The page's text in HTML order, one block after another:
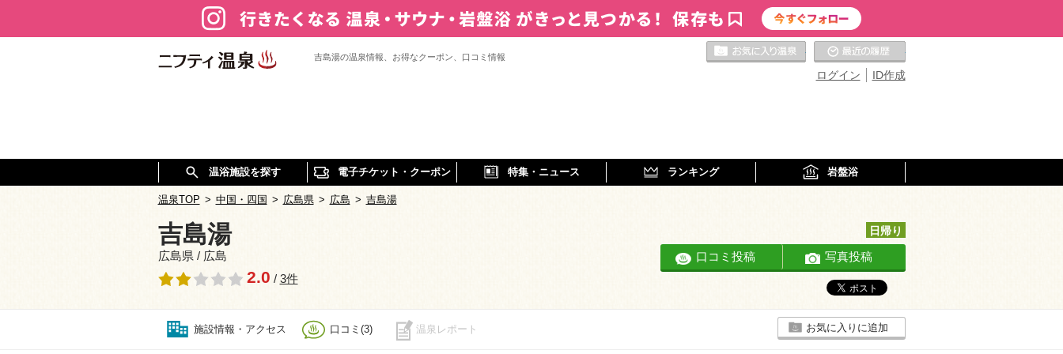
吉島湯の温泉情報、お得なクーポン、口コミ情報
ID作成
ログイン
お気に入りの温泉
温浴施設を探す 電子チケット・クーポン 特集・ニュース ランキング 岩盤浴
温泉TOP > 中国・四国 > 広島県 > 広島 > 吉島湯
吉島湯
広島県 / 広島
2.0 / 3件
日帰り
口コミ投稿 写真投稿
施設情報・アクセス 口コミ(3) 温泉レポート お気に入りに追加